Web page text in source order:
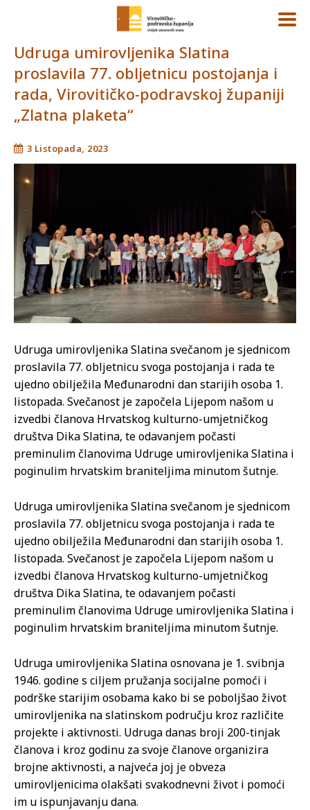
Udruga umirovljenika Slatina
proslavila 77. obljetnicu postojanja i
rada, Virovitičko-podravskoj županiji
„Zlatna plaketa“
3 Listopada, 2023
Udruga umirovljenika Slatina svečanom je sjednicom
proslavila 77. obljetnicu svoga postojanja i rada te
ujedno obilježila Međunarodni dan starijih osoba 1.
listopada. Svečanost je započela Lijepom našom u
izvedbi članova Hrvatskog kulturno-umjetničkog
društva Dika Slatina, te odavanjem počasti
preminulim članovima Udruge umirovljenika Slatina i
poginulim hrvatskim braniteljima minutom šutnje.
Udruga umirovljenika Slatina svečanom je sjednicom
proslavila 77. obljetnicu svoga postojanja i rada te
ujedno obilježila Međunarodni dan starijih osoba 1.
listopada. Svečanost je započela Lijepom našom u
izvedbi članova Hrvatskog kulturno-umjetničkog
društva Dika Slatina, te odavanjem počasti
preminulim članovima Udruge umirovljenika Slatina i
poginulim hrvatskim braniteljima minutom šutnje.
Udruga umirovljenika Slatina osnovana je 1. svibnja
1946. godine s ciljem pružanja socijalne pomoći i
podrške starijim osobama kako bi se poboljšao život
umirovljenika na slatinskom području kroz različite
projekte i aktivnosti. Udruga danas broji 200-tinjak
članova i kroz godinu za svoje članove organizira
brojne aktivnosti, a najveća joj je obveza
umirovljenicima olakšati svakodnevni život i pomoći
im u ispunjavanju dana.